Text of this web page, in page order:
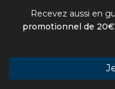
Recevez aussi en
promotionnel de 20€